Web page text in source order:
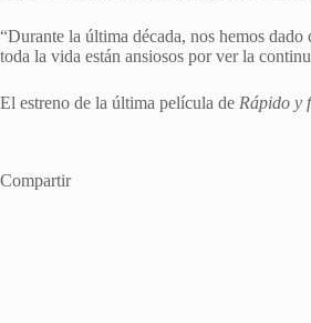
“Durante la última década, nos hemos
toda la vida están ansiosos por ver la
El estreno de ​la última película de Rápido y
Compartir